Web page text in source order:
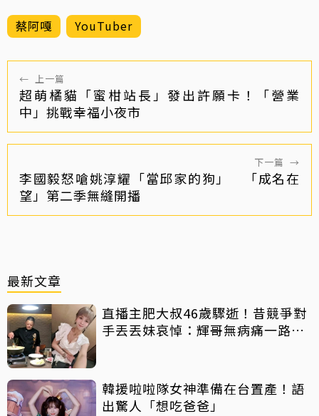
蔡阿嘎 YouTuber
← 上一篇
超萌橘貓「蜜柑站長」發出許願卡！「營業
中」挑戰幸福小夜市
下一篇 →
李國毅怒嗆姚淳耀「當邱家的狗」 「成名在
望」第二季無縫開播
最新文章
直播主肥大叔46歲驟逝！昔競爭對
手丟丟妹哀悼：輝哥無病痛一路好
韓援啦啦隊女神準備在台置產！語
出驚人「想吃爸爸」